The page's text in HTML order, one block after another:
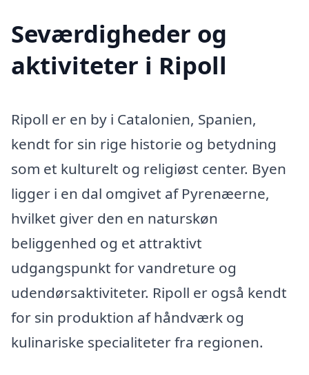
Seværdigheder og
aktiviteter i Ripoll
Ripoll er en by i Catalonien, Spanien,
kendt for sin rige historie og betydning
som et kulturelt og religiøst center. Byen
ligger i en dal omgivet af Pyrenæerne,
hvilket giver den en naturskøn
beliggenhed og et attraktivt
udgangspunkt for vandreture og
udendørsaktiviteter. Ripoll er også kendt
for sin produktion af håndværk og
kulinariske specialiteter fra regionen.